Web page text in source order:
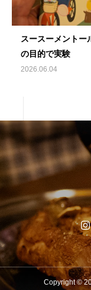
スースーメントー
の目的で実験
2026.06.04
Copyright ©